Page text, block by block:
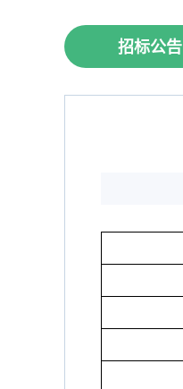
招标公告